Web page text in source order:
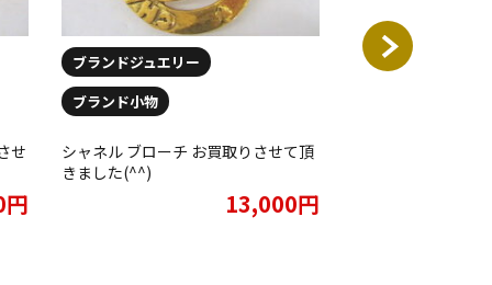
せ
ブランドジュエリー
ブランド小物
シャネル ブローチ お買取りさせて頂
きました(^^)
13,000円
ブランドジュエリー